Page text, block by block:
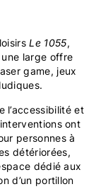
Le 1055,
large offre
game, jeux
l’accessibilité et
ont
personnes à
détériorées,
dédié aux
d’un portillon